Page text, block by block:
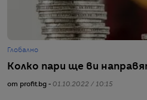
Глобално
Колко пари ще ви
от profit.bg - 01.10.2022 / 10:15